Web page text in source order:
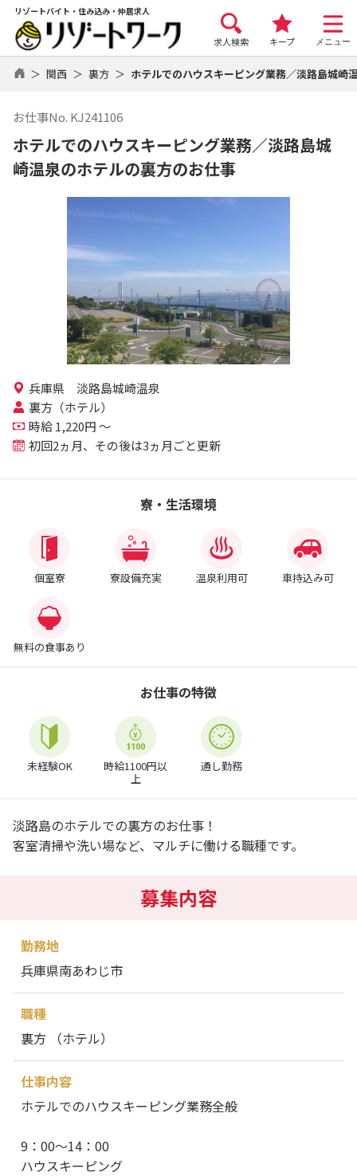
リゾートバイト・住み込み・仲居求人
求人検索 キープ メニュー
関西 裏方 ホテルでのハウスキーピング業務／淡路島城崎
お仕事No. KJ241106
ホテルでのハウスキーピング業務／淡路島城
崎温泉のホテルの裏方のお仕事
兵庫県 淡路島城崎温泉
裏方（ホテル）
時給 1,220円 ～
初回2ヵ月、その後は3ヵ月ごと更新
寮・生活環境
個室寮 寮設備充実 温泉利用可 車持込み可
無料の食事あり
お仕事の特徴
未経験OK
時給1100円以
上
通し勤務
淡路島のホテルでの裏方のお仕事！
客室清掃や洗い場など、マルチに働ける職種です。
募集内容
勤務地
兵庫県南あわじ市
職種
裏方 （ホテル）
仕事内容
ホテルでのハウスキーピング業務全般
9：00～14：00
ハウスキーピング